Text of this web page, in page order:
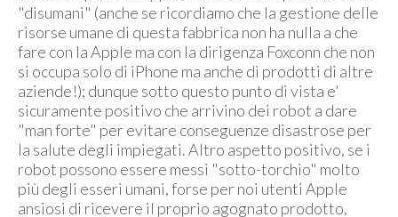
"disumani" (anche se ricordiamo che la gestione delle
risorse umane di questa fabbrica non ha nulla a che
fare con la Apple ma con la dirigenza Foxconn che non
si occupa solo di iPhone ma anche di prodotti di altre
aziende!); dunque sotto questo punto di vista e'
sicuramente positivo che arrivino dei robot a dare
"man forte" per evitare conseguenze disastrose per
la salute degli impiegati. Altro aspetto positivo, se i
robot possono essere messi "sotto-torchio" molto
più degli esseri umani, forse per noi utenti Apple
ansiosi di ricevere il proprio agognato prodotto,